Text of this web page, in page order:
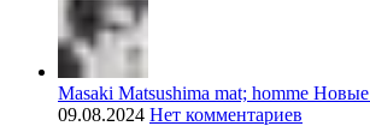
Masaki Matsushima mat; homme
09.08.2024 Нет комментариев